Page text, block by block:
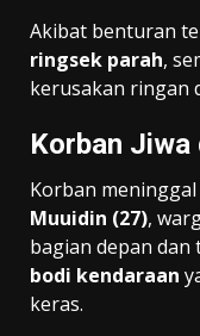
Akibat benturan
ringsek parah,
kerusakan ringan
Korban
Korban
Muuidin (27),
bagian depan dan
bodi kendaraan
keras.